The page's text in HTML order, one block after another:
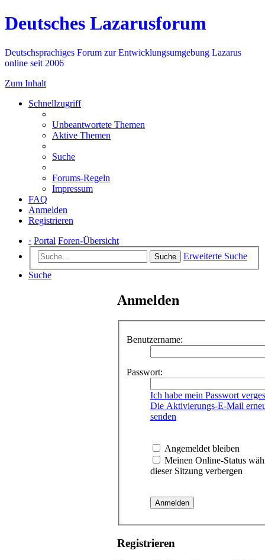
Deutsches Lazarusforum
Deutschsprachiges Forum zur Entwicklungsumgebung Lazarus
online seit 2006
Zum Inhalt
Schnellzugriff
Unbeantwortete Themen
Aktive Themen
Suche
Forums-Regeln
Impressum
FAQ
Anmelden
Registrieren
· Portal Foren-Übersicht
Suche
Erweiterte Suche
Suche
Anmelden
Benutzername:
Passwort:
Ich habe mein Passwort
Die Aktivierungs-E-Mail
senden
Angemeldet bleiben
Meinen Online-Status
dieser Sitzung verbergen
Registrieren